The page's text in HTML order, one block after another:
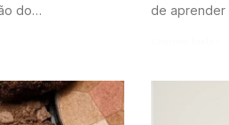
do…
de aprender